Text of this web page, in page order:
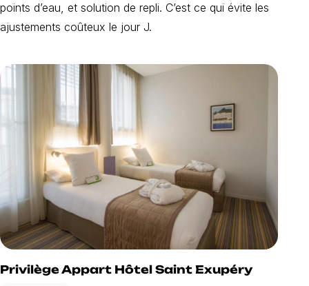
points d’eau, et solution de repli. C’est ce qui évite les
ajustements coûteux le jour J.
Privilège Appart Hôtel Saint Exupéry